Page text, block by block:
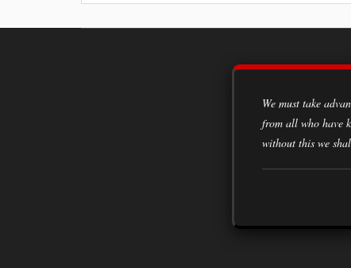
We must take advantage of every opportunity to acquire knowledge, to learn from the experiences of all classes of society,
from all who have
without this we